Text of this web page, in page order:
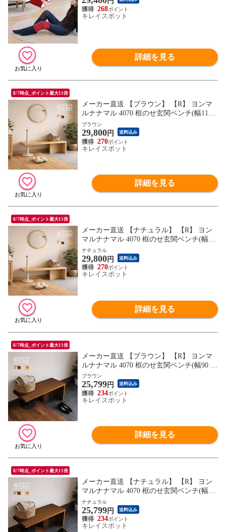
268
キレイスポット
詳細を見る
8/7時点_ポイント最大11倍
メーカー直送 【ブラウン】 【R】 ヨンマ
ルナナマル 4070 框のせ玄関ベンチ(幅115
高齢者 いす 立ち上がり 立ち上がり補助 椅
子 玄関ベンチ) ※1枚目の画像は代表イメ
ージのため色・柄が異なる場合がございま
す。2枚目以降で色・柄をご確認下さい。
ブラウン
29,800円 送料込み
270
キレイスポット
詳細を見る
8/7時点_ポイント最大11倍
メーカー直送 【ナチュラル】 【R】 ヨン
マルナナマル 4070 框のせ玄関ベンチ(幅11
5 高齢者 いす 立ち上がり 立ち上がり補助
椅子 玄関ベンチ) ※1枚目の画像は代表イ
メージのため色・柄が異なる場合がござい
ます。2枚目以降で色・柄をご確認下さ
ナチュラル
29,800円 送料込み
270
キレイスポット
詳細を見る
8/7時点_ポイント最大11倍
メーカー直送 【ブラウン】 【R】 ヨンマ
ルナナマル 4070 框のせ玄関ベンチ(幅90 高
齢者 いす 立ち上がり 立ち上がり補助 椅子
玄関ベンチ) ※1枚目の画像は代表イメージ
のため色・柄が異なる場合がございます。
2枚目以降で色・柄をご確認下さい。
ブラウン
25,799円 送料込み
234
キレイスポット
詳細を見る
8/7時点_ポイント最大11倍
メーカー直送 【ナチュラル】 【R】 ヨン
マルナナマル 4070 框のせ玄関ベンチ(幅90
高齢者 いす 立ち上がり 立ち上がり補助 椅
子 玄関ベンチ) ※1枚目の画像は代表イメ
ージのため色・柄が異なる場合がございま
す。2枚目以降で色・柄をご確認下さい。
ナチュラル
25,799円 送料込み
234
キレイスポット